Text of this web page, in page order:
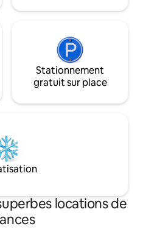
Vous
planche de
Stationnement
gratuit sur place
locations de